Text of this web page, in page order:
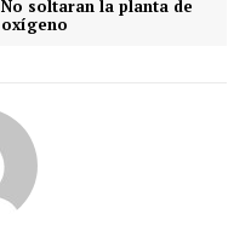
No soltaran la planta de
oxígeno